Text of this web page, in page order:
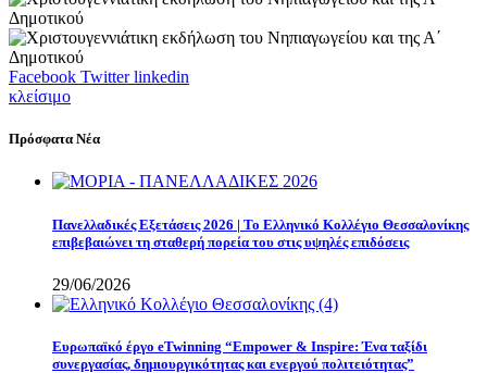
Facebook Twitter linkedin
κλείσιμο
Πρόσφατα Νέα
Πανελλαδικές Εξετάσεις 2026 | Το Ελληνικό Κολλέγιο Θεσσαλονίκης
επιβεβαιώνει τη σταθερή πορεία του στις υψηλές επιδόσεις
29/06/2026
Eυρωπαϊκό έργο eTwinning “Empower & Inspire: Ένα ταξίδι
συνεργασίας, δημιουργικότητας και ενεργού πολιτειότητας”